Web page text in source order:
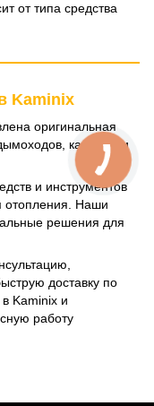
от типа средства
Kaminix
оригинальная
каминов и
и инструментов
отопления. Наши
решения для
доставку по
Kaminix и
работу